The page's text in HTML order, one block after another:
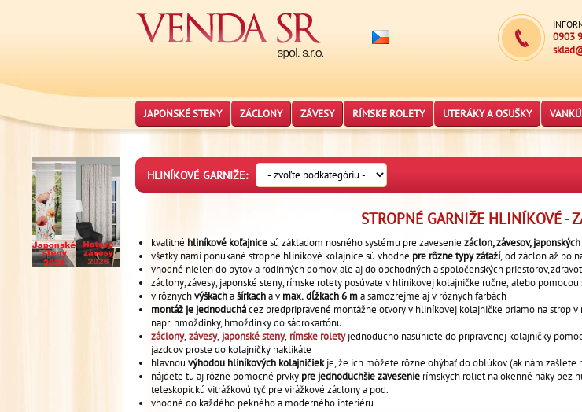
0903
JAPONSKÉ STENY ZÁCLONY ZÁVESY RÍMSKE ROLETY UTERÁKY A OSUŠKY
HLINÍKOVÉ GARNIŽE:
STROPNÉ GARNIŽE HLINÍKOVÉ -
kvalitné hliníkové koľajnicesú základom nosného systému pre zavesenie záclon,závesov,
všetky nami ponúkané stropné hliníkové kolajnice sú vhodné pre rôzne typy záťaží, od záclon až po
vhodné nielen do bytov a rodinných domov, ale aj do obchodných a spoločenských priestorov,
záclony, závesy, japonské steny, rímske rolety posúvate v hliníkovej kolajničke ručne, alebo pomocou
v rôznychvýškachašírkacha v max. dĺžkach 6 ma samozrejme aj v rôznych farbách
montáž je jednoduchácez predpripravené montážne otvory v hliníkovej kolajničke priamo na strop
napr. hmoždinky, hmoždinky do sádrokartónu
záclony,závesy, japonské steny, rímske roletyjednoducho nasuniete do pripravenej kolajničky
jazdcov proste do kolajničky naklikáte
hlavnou výhodou hliníkových kolajničiekje, že ich môžete rôzne ohýbať do oblúkov (ak nám
nájdete tu aj rôzne pomocné prvky pre jednoduchšie zavesenie rímskych roliet na okenné háky bez
teleskopickú vitrážkovú tyč pre virážkové záclony a pod.
vhodné do každého pekného a moderného interiéru